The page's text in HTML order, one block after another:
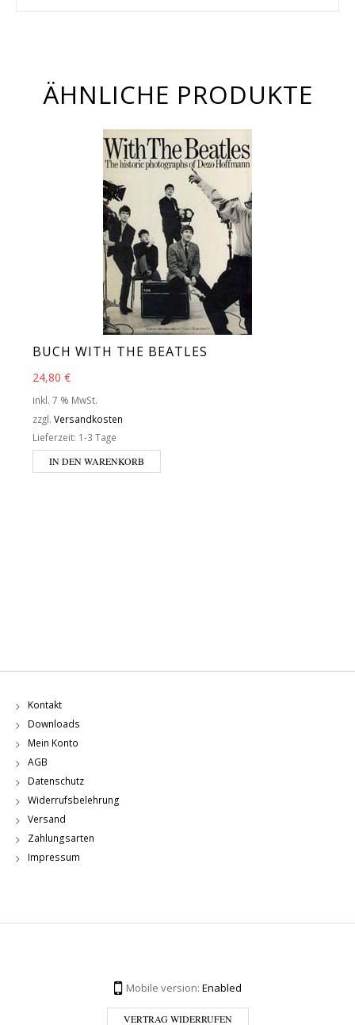
ÄHNLICHE PRODUKTE
BUCH WITH THE BEATLES
24,80 €
inkl. 7 % MwSt.
zzgl. Versandkosten
Lieferzeit: 1-3 Tage
IN DEN WARENKORB
Kontakt
Downloads
Mein Konto
AGB
Datenschutz
Widerrufsbelehrung
Versand
Zahlungsarten
Impressum
Mobile version: Enabled
VERTRAG WIDERRUFEN